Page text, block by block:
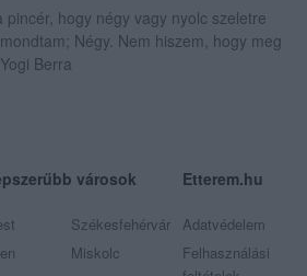
hogy négy vagy nyolc szeletre
Négy. Nem hiszem, hogy meg
Berra
városok
Székesfehérvár
Miskolc
Etterem.hu
Adatvédelem
Felhasználási